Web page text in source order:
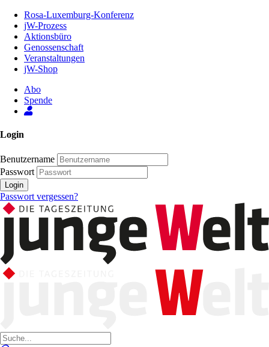
Inhalt
Seite
Rosa-Luxemburg-Konferenz
jW-Prozess
Aktionsbüro
Genossenschaft
Veranstaltungen
jW-Shop
Abo
Spende
Login
Benutzername
Passwort
Login
Passwort vergessen?